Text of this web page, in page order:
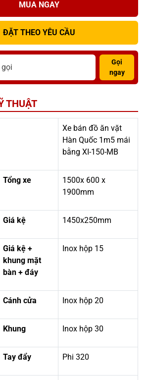
MUA NGAY
ĐẶT THEO YÊU CẦU
Gọi
ngay
THUẬT
Xe bán đồ ăn vặt
Hàn Quốc 1m5 mái
bằng XI-150-MB
Tổng xe
1500x 600 x
1900mm
Giá kệ 1450x250mm
Giá kệ +
khung mặt
bàn + đáy
Inox hộp 15
Cánh cửa Inox hộp 20
Khung Inox hộp 30
Tay đẩy Phi 320